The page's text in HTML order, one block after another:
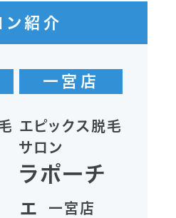
ン紹介
一宮店
エピックス脱毛
サロン
ラポーチ
ェ
一宮店